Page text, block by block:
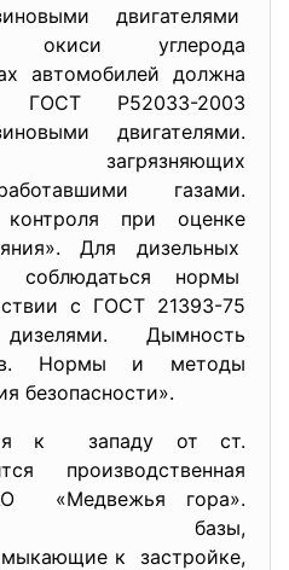
двигателями
окиси углерода
автомобилей должна
ГОСТ Р52033-2003
двигателями.
газами.
при оценке
Для дизельных
соблюдаться нормы
с ГОСТ 21393-75
Дымность
Нормы и методы
безопасности».
к западу от ст.
производственная
«Медвежья гора».
базы,
к застройке,